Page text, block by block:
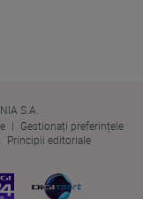
S.A.
Gestionați preferințele
Principii editoriale